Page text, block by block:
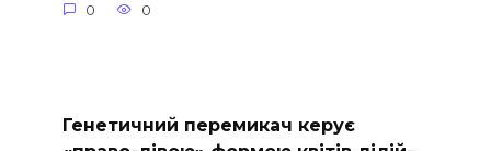
0 0
Генетичний перемикач керує